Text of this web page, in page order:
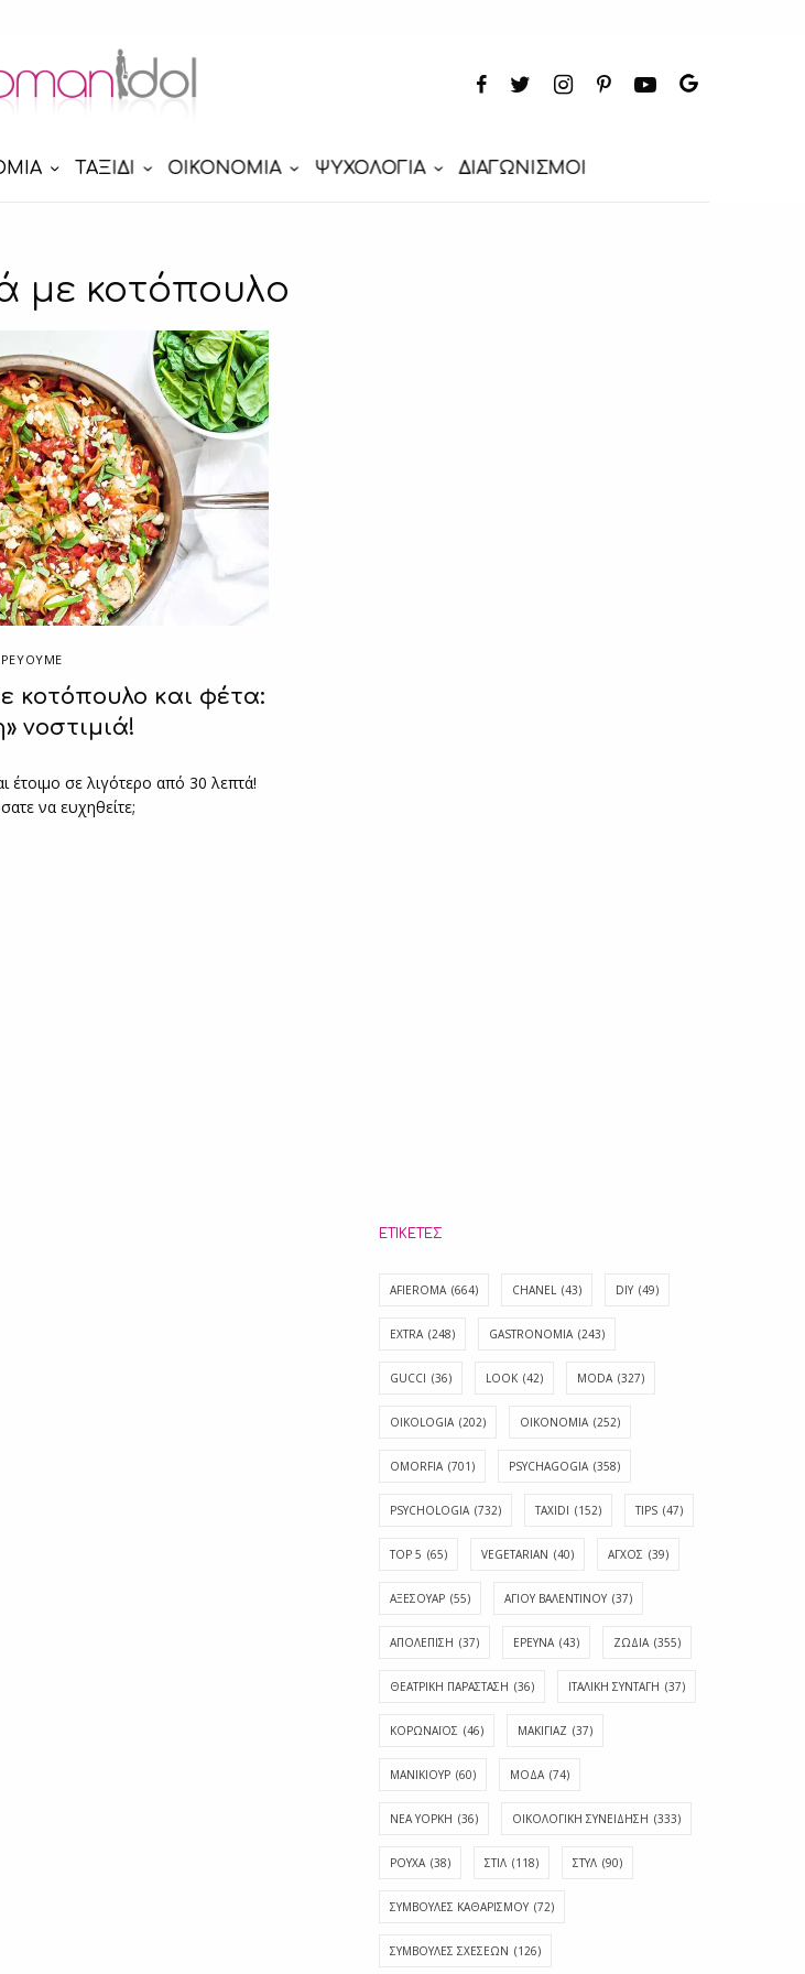
ΤΑΞΙΔΙ ΟΙΚΟΝΟΜΙΑ ΨΥΧΟΛΟΓΙΑ ΔΙΑΓΩΝΙΣΜΟΙ
με κοτόπουλο
κοτόπουλο και φέτα:
νοστιμιά!
έτοιμο σε λιγότερο από 30 λεπτά!
να ευχηθείτε;
ΕΤΙΚΈΤΕΣ
AFIEROMA (664) CHANEL (43) DIY (49)
EXTRA (248) GASTRONOMIA (243)
GUCCI (36) LOOK (42) MODA (327)
OIKOLOGIA (202) OIKONOMIA (252)
OMORFIA (701) PSYCHAGOGIA (358)
PSYCHOLOGIA (732) TAXIDI (152) TIPS (47)
TOP 5 (65) VEGETARIAN (40) ΑΓΧΟΣ (39)
ΑΞΕΣΟΥΑΡ (55) ΑΓΊΟΥ ΒΑΛΕΝΤΊΝΟΥ (37)
ΑΠΟΛΈΠΙΣΗ (37) ΕΡΕΥΝΑ (43) ΖΩΔΙΑ (355)
ΘΕΑΤΡΙΚΗ ΠΑΡΑΣΤΑΣΗ (36) ΙΤΑΛΙΚΗ ΣΥΝΤΑΓΗ (37)
ΚΟΡΩΝΑΪΟΣ (46) ΜΑΚΙΓΙΑΖ (37)
ΜΑΝΙΚΙΟΥΡ (60) ΜΟΔΑ (74)
ΝΕΑ ΥΟΡΚΗ (36) ΟΙΚΟΛΟΓΙΚΗ ΣΥΝΕΙΔΗΣΗ (333)
ΡΟΥΧΑ (38) ΣΤΙΛ (118) ΣΤΥΛ (90)
ΣΥΜΒΟΥΛΕΣ ΚΑΘΑΡΙΣΜΟΥ (72)
ΣΥΜΒΟΥΛΕΣ ΣΧΕΣΕΩΝ (126)